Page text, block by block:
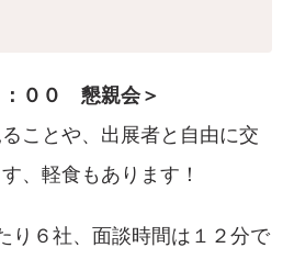
：００ 懇親会＞
ことや、出展者と自由に交
、軽食もあります！
り６社、面談時間は１２分で